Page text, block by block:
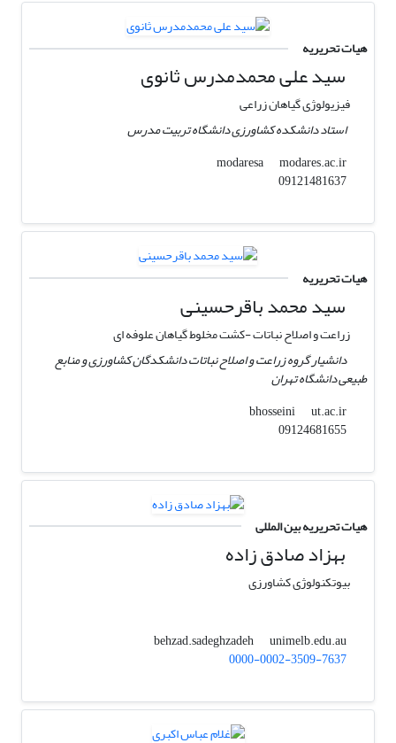
هیات تحریریه
سید علی محمدمدرس ثانوی
فیزیولوژی گیاهان زراعی
استاد دانشکده کشاورزی دانشگاه تربیت مدرس
modaresa
modares.ac.ir
09121481637
هیات تحریریه
سید محمد باقرحسینی
زراعت و اصلاح نباتات -کشت مخلوط گیاهان علوفه ای
دانشیار گروه زراعت و اصلاح نباتات دانشکدگان کشاورزی و منابع
طبیعی دانشگاه تهران
bhosseini
ut.ac.ir
09124681655
هیات تحریریه بین المللی
بهزاد صادق زاده
بیوتکنولوژی کشاورزی
behzad.sadeghzadeh
unimelb.edu.au
0000-0002-3509-7637